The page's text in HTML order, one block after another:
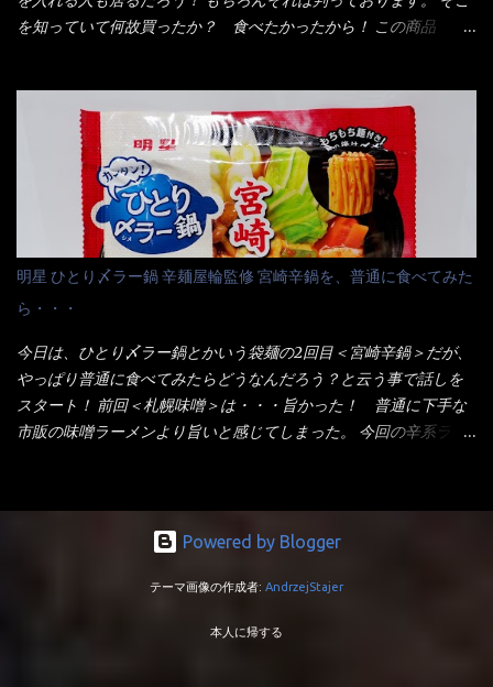
部カップの中でカオス状態。 これ特に縦型Bigカップだと、スー
りました～ 熱湯によりカップ内に対流が起こり、表層が泡立っ
ている～ 隣に用意したのが、ホワイトカップ丼型です。 こちら
へ内容物を全て移すのと同時に、スープも満遍なく全体に行き渡
させる。 箸で麺から移動させ、具とスープは最後に移すとこうな
りました。 良い感じではないか！ やはり一部粉末スープが縦型
カップの壁面に残っていたので、ぜーんぶ箸等で落としてホワイ
トカップへ。 まずは麺を見ると、カップヌードルとしては太く平
打ちで縮れてます。 ■蒙古タンメン中本の麺 蒙古タンメンの方
は、やはり太く平打ちですが麺の厚みがあるような・・・ 食感
は、どちらも柔らかいと感じは同じ。 湯に戻りやすい特性が強
いのね。 箸で持ち上げた状態は・・・ ■カップヌードル激辛味噌 ■
蒙古タンメン中本カップ どちらも箸で持ち上げた感じは、重
い！ そう湯を吸って伸びたような麺と云っていいかもしれな
い。 多分麺は、厚みとストレートか...
を知っていて何故買ったか？ 食べたかったから！ この商品
てみないといけないじゃん！（知るのが遅い） リニューアル前の
は食べた事あるのよ！でもここ数年は、カップ麺の方が話題性も
品揃えも上じゃん！ だって話題性の無いのを食べても・・・しょ
うが無いじゃん！ 日本で話題性が無いのに、外国の人には尚更ね
ぇ～ 袋麺と云えば【サッポロ一番】と云われる程だが、10年位前
に革新的な袋麺が出た！ それは『マルちゃん正麺』と云われる商
品！！ 生麺感覚～と大御所俳優の役所広司を起用したCMで一躍
有名になりTOPに・・・その後ライバルとして日清から【ラ王】
がリリース！つまり今回の【日清のラーメン屋さん】は、袋麺と
しては廉価版のポジション・・・ 事実ラ王は、HPでは別扱い！
本品なんか出前一丁などと一緒くたの扱い。 袋麺はスープは粉末
スープが主流でしょう！？だから味は・・・イマイチ（小生感
覚）と云うのが評価です。 正直現在のインスタント麺では、最先
ヨ～ でも熊が＼買ってね！／と泣いているから・・・買いまし
た。 それじゃ～食べましょうか！ トッピングは生憎とモヤシの
在庫が無いため・・・キャベツだ！鍋に湯を沸かしキャベツをボ
私の記憶が確かなら・・・（料理お鉄人MC風に）以前の麺は白ぽ
明星 ひとり〆ラー鍋 辛麺屋輪監修 宮崎辛鍋を、普通に食べてみた
ら・・・
今日は、ひとり〆ラー鍋とかいう袋麺の2回目＜宮崎辛鍋＞だが、
やっぱり普通に食べてみたらどうなんだろう？と云う事で話しを
スタート！ 前回＜札幌味噌＞は・・・旨かった！ 普通に下手な
市販の味噌ラーメンより旨いと感じてしまった。 今回の辛系ラー
おひとり用鍋の素です。辛麺屋輪をイメージした唐辛子の辛みと
旨みが染み出たスープに鍋によく合う麺が付いて〆まで楽しめま
が溶け出たスープと、麺にからむ粗い唐辛子がくせになる味わ
脂、大豆食物繊維）、スープ（食塩、豚･鶏エキス（小麦・大豆・
Powered by Blogger
テーマ画像の作成者: AndrzejStajer
本人に帰する